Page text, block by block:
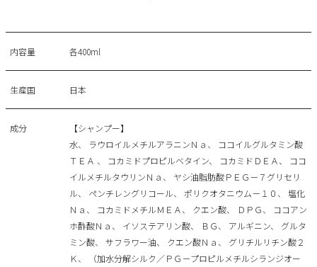
内容量 各400ml
生産国 日本
成分
【シャンプー】
水、 ラウロイルメチルアラニンＮａ、 ココイルグルタミン酸
ＴＥＡ 、 コカミドプロピルベタイン、 コカミドＤＥＡ、 ココ
イルメチルタウリンＮａ、 ヤシ油脂肪酸ＰＥＧ－７グリセリ
ル、 ペンチレングリコール、 ポリクオタニウム－１０、 塩化
Ｎａ、 コカミドメチルＭＥＡ、 クエン酸、 ＤＰＧ、 ココアン
ホ酢酸Ｎａ、 イソステアリン酸、 ＢＧ、 アルギニン、 グルタ
ミン酸、 サフラワー油、 クエン酸Ｎａ、 グリチルリチン酸２
Ｋ、 （加水分解シルク／ＰＧ－プロピルメチルシランジオー